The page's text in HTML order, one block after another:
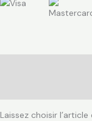
Laissez choisir